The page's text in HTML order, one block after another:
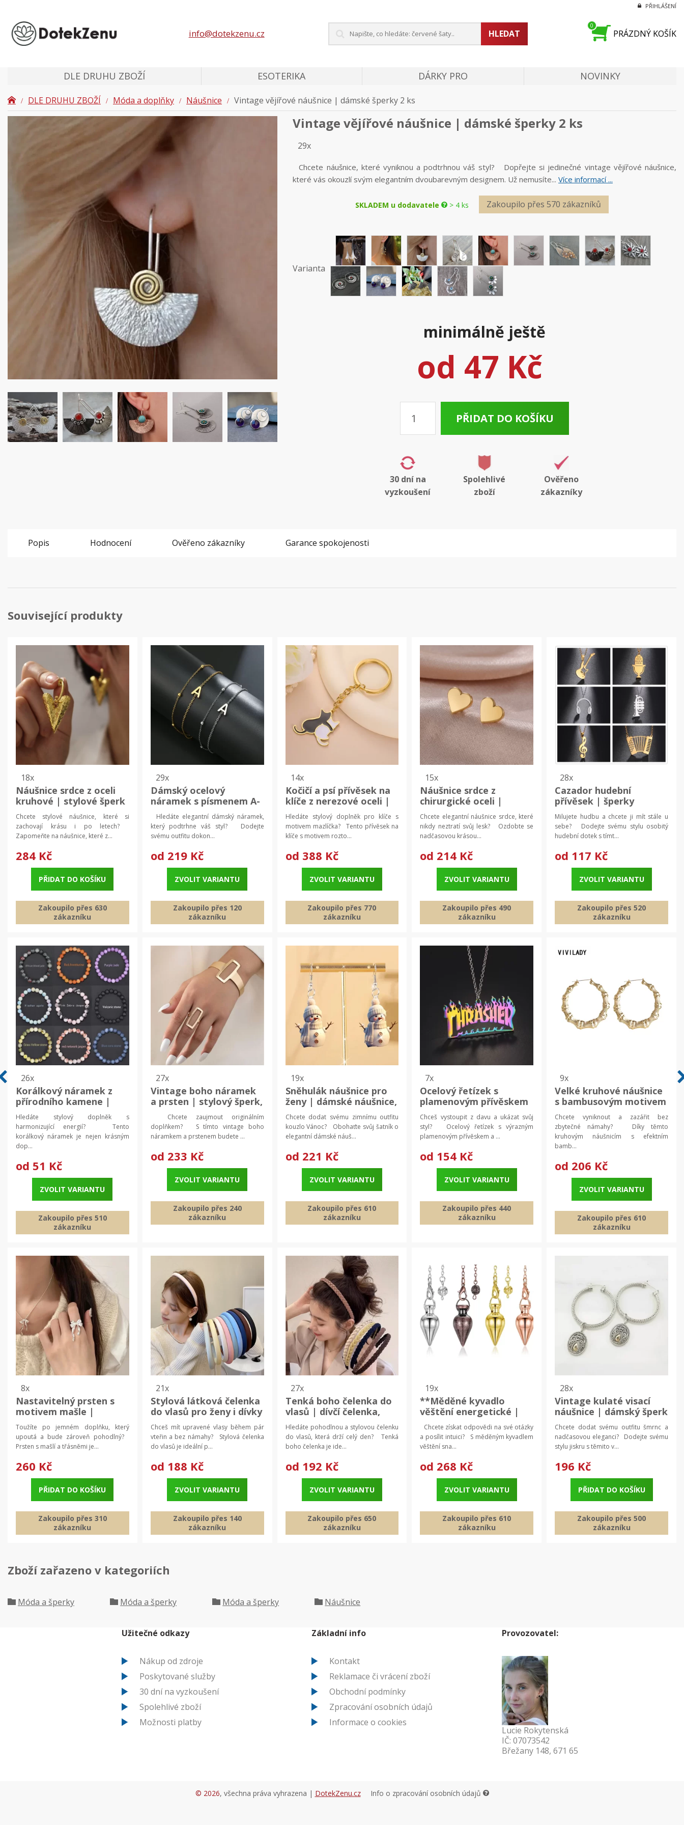
info@dotekzenu.cz HLEDAT
PŘIHLÁŠENÍ
0
PRÁZDNÝ KOŠÍK
DLE DRUHU ZBOŽÍ ESOTERIKA DÁRKY PRO NOVINKY
DLE DRUHU ZBOŽÍ Móda a doplňky Náušnice Vintage vějířové náušnice | dámské šperky 2 ks
Vintage vějířové náušnice | dámské šperky 2 ks
29x
Chcete náušnice, které vyniknou a podtrhnou váš styl? Dopřejte si jedinečné vintage vějířové náušnice,
které vás okouzlí svým elegantním dvoubarevným designem. Už nemusíte... Více informací ...
SKLADEM u dodavatele > 4 ks Zakoupilo přes 570 zákazníků
Varianta
minimálně ještě
od 47 Kč
PŘIDAT DO KOŠÍKU
30 dní na
vyzkoušení
Spolehlivé
zboží
Ověřeno
zákazníky
Popis Hodnocení Ověřeno zákazníky Garance spokojenosti
Související produkty
18x
Náušnice srdce z oceli
kruhové | stylové šperk
Chcete stylové náušnice, které si
zachovají krásu i po letech?
Zapomeňte na náušnice, které z...
284 Kč
PŘIDAT DO KOŠÍKU
Zakoupilo přes 630
zákazníku
29x
Dámský ocelový
náramek s písmenem A-
Z | elegantní šperk,
chirurgická ocel 1 ks
Hledáte elegantní dámský náramek,
který podtrhne váš styl? Dodejte
svému outfitu dokon...
od 219 Kč
ZVOLIT VARIANTU
Zakoupilo přes 120
zákazníku
14x
Kočičí a psí přívěsek na
klíče z nerezové oceli |
klíčenka
Hledáte stylový doplněk pro klíče s
motivem mazlíčka? Tento přívěsek na
klíče s motivem rozto...
od 388 Kč
ZVOLIT VARIANTU
Zakoupilo přes 770
zákazníku
15x
Náušnice srdce z
chirurgické oceli |
dámské šperky 2 ks
Chcete elegantní náušnice srdce, které
nikdy neztratí svůj lesk? Ozdobte se
nadčasovou krásou...
od 214 Kč
ZVOLIT VARIANTU
Zakoupilo přes 490
zákazníku
28x
Cazador hudební
přívěsek | šperky
Milujete hudbu a chcete ji mít stále u
sebe? Dodejte svému stylu osobitý
hudební dotek s tímt...
od 117 Kč
ZVOLIT VARIANTU
Zakoupilo přes 520
zákazníku
26x
Korálkový náramek z
přírodního kamene |
šperky pro muže a ženy
Hledáte stylový doplněk s
harmonizující energií? Tento
korálkový náramek je nejen krásným
dop...
od 51 Kč
ZVOLIT VARIANTU
Zakoupilo přes 510
zákazníku
27x
Vintage boho náramek
a prsten | stylový šperk,
výrazný doplněk
Chcete zaujmout originálním
doplňkem? S tímto vintage boho
náramkem a prstenem budete ...
od 233 Kč
ZVOLIT VARIANTU
Zakoupilo přes 240
zákazníku
19x
Sněhulák náušnice pro
ženy | dámské náušnice,
sváteční šperky
Chcete dodat svému zimnímu outfitu
kouzlo Vánoc? Obohaťte svůj šatník o
elegantní dámské náuš...
od 221 Kč
ZVOLIT VARIANTU
Zakoupilo přes 610
zákazníku
7x
Ocelový řetízek s
plamenovým přívěskem
thrasher | pánský
náhrdelník, dámský
náhrdelník
Chceš vystoupit z davu a ukázat svůj
styl? Ocelový řetízek s výrazným
plamenovým přívěskem a ...
od 154 Kč
ZVOLIT VARIANTU
Zakoupilo přes 440
zákazníku
9x
Velké kruhové náušnice
s bambusovým motivem
pro ženy a dívky |
náušnice, šperky
Chcete vyniknout a zazářit bez
zbytečné námahy? Díky těmto
kruhovým náušnicím s efektním
bamb...
od 206 Kč
ZVOLIT VARIANTU
Zakoupilo přes 610
zákazníku
8x
Nastavitelný prsten s
motivem mašle |
dámský šperk, prsten
Toužíte po jemném doplňku, který
upoutá a bude zároveň pohodlný?
Prsten s mašlí a třásněmi je...
260 Kč
PŘIDAT DO KOŠÍKU
Zakoupilo přes 310
zákazníku
21x
Stylová látková čelenka
do vlasů pro ženy i dívky
| čelenka, doplněk do
vlasů
Chceš mít upravené vlasy během pár
vteřin a bez námahy? Stylová čelenka
do vlasů je ideální p...
od 188 Kč
ZVOLIT VARIANTU
Zakoupilo přes 140
zákazníku
27x
Tenká boho čelenka do
vlasů | dívčí čelenka,
pletená čelenka
Hledáte pohodlnou a stylovou čelenku
do vlasů, která drží celý den? Tenká
boho čelenka je ide...
od 192 Kč
ZVOLIT VARIANTU
Zakoupilo přes 650
zákazníku
19x
**Měděné kyvadlo
věštění energetické |
Esoterické kyvadlo,
spirituální pomůcka**
Chcete získat odpovědi na své otázky
a posílit intuici? S měděným kyvadlem
věštění sna...
od 268 Kč
ZVOLIT VARIANTU
Zakoupilo přes 610
zákazníku
28x
Vintage kulaté visací
náušnice | dámský šperk
2 ks
Chcete dodat svému outfitu šmrnc a
nadčasovou eleganci? Dodejte svému
stylu jiskru s těmito v...
196 Kč
PŘIDAT DO KOŠÍKU
Zakoupilo přes 500
zákazníku
Zboží zařazeno v kategoriích
Móda a šperky Móda a šperky Móda a šperky Náušnice
Užitečné odkazy
Nákup od zdroje
Poskytované služby
30 dní na vyzkoušení
Spolehlivé zboží
Možnosti platby
Základní info
Kontakt
Reklamace či vrácení zboží
Obchodní podmínky
Zpracování osobních údajů
Informace o cookies
Provozovatel:
Lucie Rokytenská
IČ: 07073542
Břežany 148, 671 65
© 2026, všechna práva vyhrazena | DotekZenu.cz Info o zpracování osobních údajů